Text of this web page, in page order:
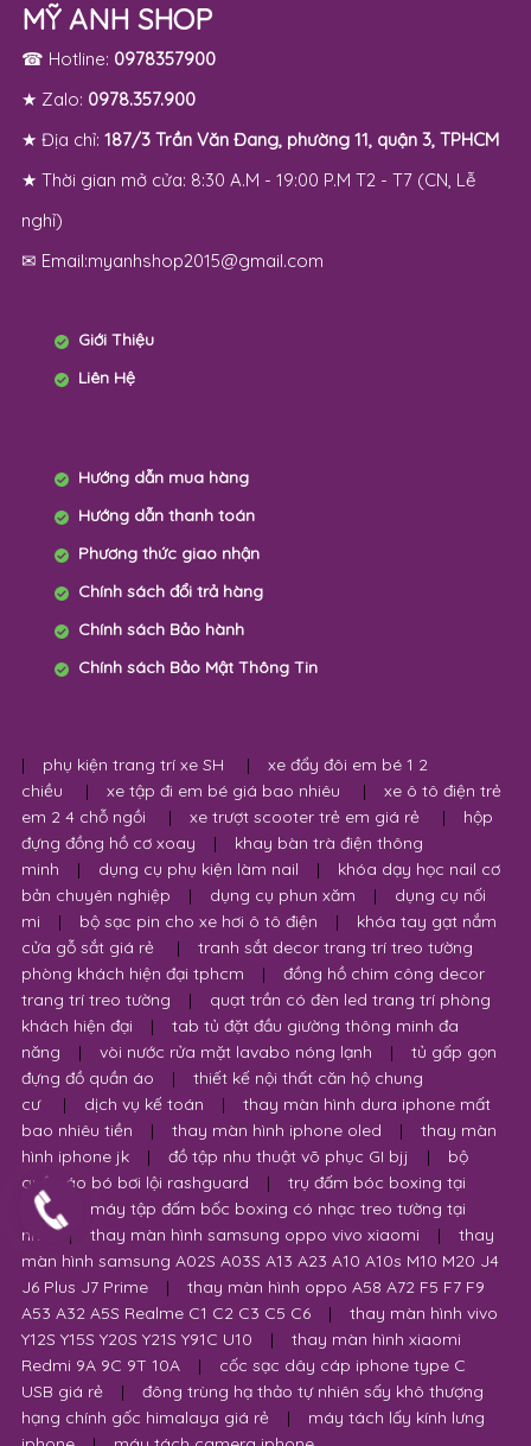
MỸ ANH SHOP
☎ Hotline: 0978357900
★ Zalo: 0978.357.900
★ Địa chỉ: 187/3 Trần Văn Đang, phường 11, quận 3, TPHCM
★ Thời gian mở cửa: 8:30 A.M - 19:00 P.M T2 - T7 (CN, Lễ
nghỉ)
✉ Email:myanhshop2015@gmail.com
Giới Thiệu
Liên Hệ
Hướng dẫn mua hàng
Hướng dẫn thanh toán
Phương thức giao nhận
Chính sách đổi trả hàng
Chính sách Bảo hành
Chính sách Bảo Mật Thông Tin
| phụ kiện trang trí xe SH |
xe đẩy đôi em bé 1 2
chiều
| xe tập đi em bé giá bao nhiêu |
xe ô tô điện trẻ
em 2 4 chỗ ngồi
| xe trượt scooter trẻ em giá rẻ |
hộp
đựng đồng hồ cơ xoay
|
khay bàn trà điện thông
minh
| dụng cụ phụ kiện làm nail |
khóa dạy học nail cơ
bản chuyên nghiệp
| dụng cụ phun xăm |
dụng cụ nối
mi
| bộ sạc pin cho xe hơi ô tô điện |
khóa tay gạt nắm
cửa gỗ sắt giá rẻ
|
tranh sắt decor trang trí treo tường
phòng khách hiện đại tphcm
|
đồng hồ chim công decor
trang trí treo tường
|
quạt trần có đèn led trang trí phòng
khách hiện đại
|
tab tủ đặt đầu giường thông minh đa
năng
| vòi nước rửa mặt lavabo nóng lạnh |
tủ gấp gọn
đựng đồ quần áo
|
thiết kế nội thất căn hộ chung
cư
| dịch vụ kế toán |
thay màn hình dura iphone mất
bao nhiêu tiền
| thay màn hình iphone oled |
thay màn
hình iphone jk
| đồ tập nhu thuật võ phục GI bjj |
bộ
quần áo bó bơi lội rashguard
|
trụ đấm bóc boxing tại
nhà
máy tập đấm bốc boxing có nhạc treo tường tại
nhà
| thay màn hình samsung oppo vivo xiaomi |
thay
màn hình samsung A02S A03S A13 A23 A10 A10s M10 M20 J4
J6 Plus J7 Prime
|
thay màn hình oppo A58 A72 F5 F7 F9
A53 A32 A5S Realme C1 C2 C3 C5 C6
|
thay màn hình vivo
Y12S Y15S Y20S Y21S Y91C U10
|
thay màn hình xiaomi
Redmi 9A 9C 9T 10A
|
cốc sạc dây cáp iphone type C
USB giá rẻ
|
đông trùng hạ thảo tự nhiên sấy khô thượng
hạng chính gốc himalaya giá rẻ
|
máy tách lấy kính lưng